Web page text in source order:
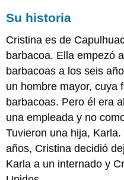
Su historia
Cristina es de
barbacoa. Ella empezó
barbacoas a los seis
un hombre mayor, cuya
barbacoas. Pero él era
una empleada y no
Tuvieron una hija,
años, Cristina decidió
Karla a un internado y